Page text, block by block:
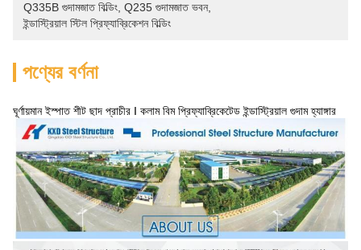
Q335B গুদামজাত বিল্ডিং Q235 গুদামজাত ভবন,
ইন্ডাস্ট্রিয়াল স্টিল প্রিফ্যাব্রিকেশন বিল্ডিং
পণ্যের বর্ণনা
ঘূর্ণায়মান ইস্পাত শীট ছাদ প্রাচীর I কলাম বিম প্রিফ্যাব্রিকেটেড ইন্ডাস্ট্রিয়াল গুদাম হ্যাঙ্গার